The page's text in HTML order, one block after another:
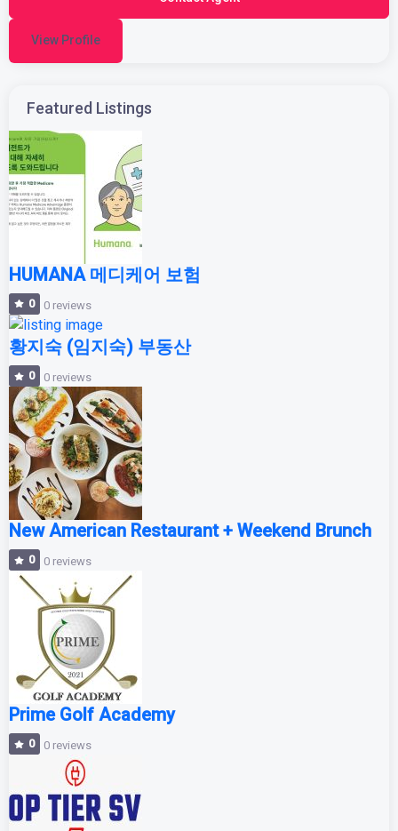
View Profile
Featured Listings
HUMANA 메디케어 보험
0 0 reviews
황지숙 (임지숙) 부동산
0 0 reviews
New American Restaurant + Weekend Brunch
0 0 reviews
Prime Golf Academy
0 0 reviews